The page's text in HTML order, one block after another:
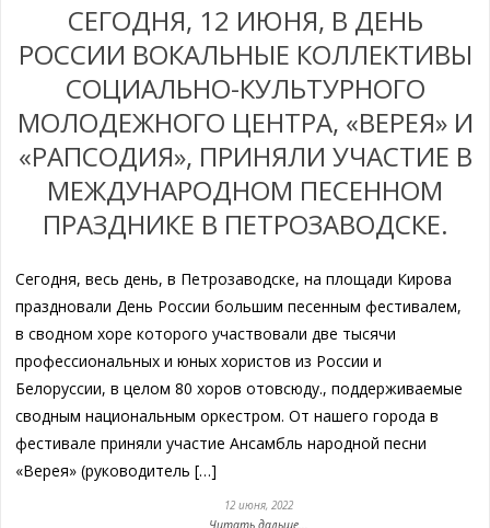
СЕГОДНЯ, 12 ИЮНЯ, В ДЕНЬ
РОССИИ ВОКАЛЬНЫЕ КОЛЛЕКТИВЫ
СОЦИАЛЬНО-КУЛЬТУРНОГО
МОЛОДЕЖНОГО ЦЕНТРА, «ВЕРЕЯ» И
«РАПСОДИЯ», ПРИНЯЛИ УЧАСТИЕ В
МЕЖДУНАРОДНОМ ПЕСЕННОМ
ПРАЗДНИКЕ В ПЕТРОЗАВОДСКЕ.
Сегодня, весь день, в Петрозаводске, на площади Кирова
праздновали День России большим песенным фестивалем,
в сводном хоре которого участвовали две тысячи
профессиональных и юных хористов из России и
Белоруссии, в целом 80 хоров отовсюду., поддерживаемые
сводным национальным оркестром. От нашего города в
фестивале приняли участие Ансамбль народной песни
«Верея» (руководитель […]
12 июня, 2022
Читать дальше...